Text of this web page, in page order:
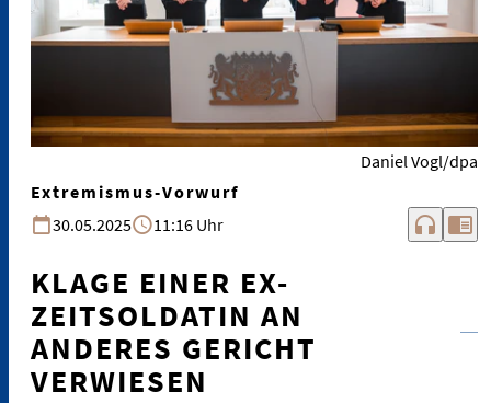
Daniel Vogl/dpa
Extremismus-Vorwurf
30.05.2025
11:16 Uhr headphones chrome_reader_mode
KLAGE EINER EX-
ZEITSOLDATIN AN
ANDERES GERICHT
VERWIESEN